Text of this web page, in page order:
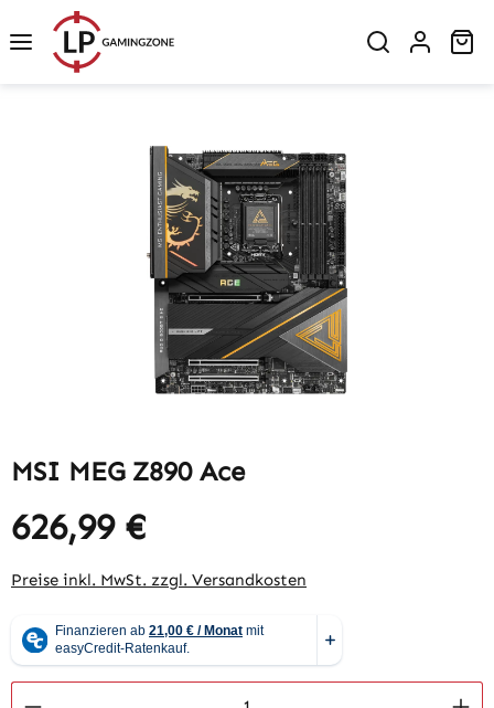
Zum Hauptinhalt springen
Bildergalerie überspringen
MSI MEG Z890 Ace
Regulärer Preis:
626,99 €
Preise inkl. MwSt. zzgl. Versandkosten
Produkt Anzahl: Gib den gewünschten